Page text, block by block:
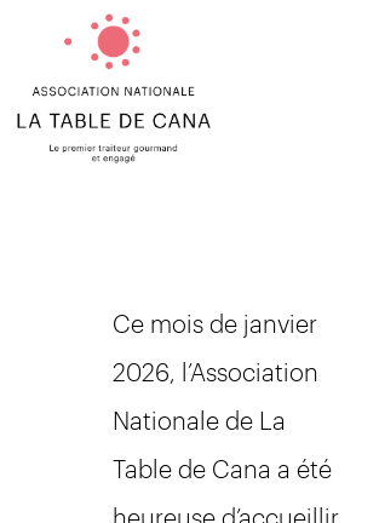
Ce mois de janvier
2026, l’Association
Nationale de La
Table de Cana a été
heureuse d’accueillir